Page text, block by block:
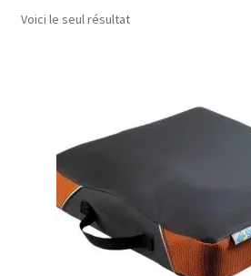
Voici le seul résultat